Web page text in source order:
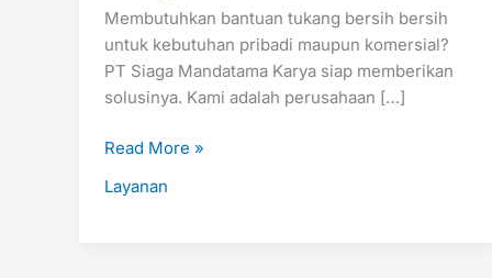
Membutuhkan bantuan tukang bersih bersih
untuk kebutuhan pribadi maupun komersial?
PT Siaga Mandatama Karya siap memberikan
solusinya. Kami adalah perusahaan […]
Read More »
Layanan